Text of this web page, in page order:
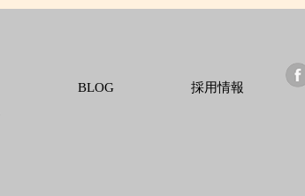
BLOG 採用情報